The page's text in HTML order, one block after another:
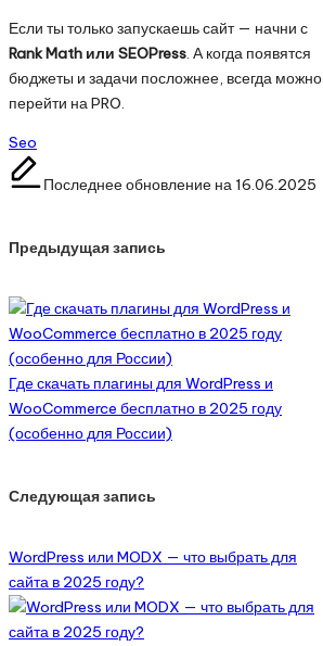
Если ты только запускаешь сайт — начни с
Rank Math или SEOPress. А когда появятся
бюджеты и задачи посложнее, всегда можно
перейти на PRO.
Метки:
Seo
Последнее обновление на 16.06.2025
Навигация
по
записям
Предыдущая запись
Где скачать плагины для WordPress и
WooCommerce бесплатно в 2025 году
(особенно для России)
Следующая запись
WordPress или MODX — что выбрать для
сайта в 2025 году?